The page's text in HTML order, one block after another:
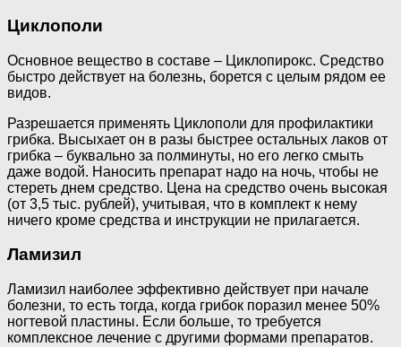
Циклополи
Основное вещество в составе – Циклопирокс. Средство
быстро действует на болезнь, борется с целым рядом ее
видов.
Разрешается применять Циклополи для профилактики
грибка. Высыхает он в разы быстрее остальных лаков от
грибка – буквально за полминуты, но его легко смыть
даже водой. Наносить препарат надо на ночь, чтобы не
стереть днем средство. Цена на средство очень высокая
(от 3,5 тыс. рублей), учитывая, что в комплект к нему
ничего кроме средства и инструкции не прилагается.
Ламизил
Ламизил наиболее эффективно действует при начале
болезни, то есть тогда, когда грибок поразил менее 50%
ногтевой пластины. Если больше, то требуется
комплексное лечение с другими формами препаратов.